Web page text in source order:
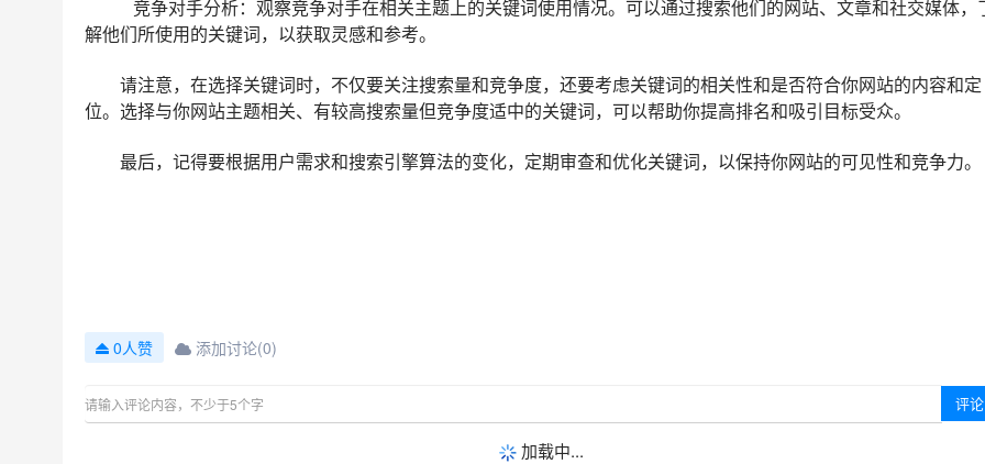
竞争对手分析：观察竞争对手在相关主题上的关键词使用情况。可以通过搜索他们的网站、文章和社交媒体，
解他们所使用的关键词，以获取灵感和参考。
请注意，在选择关键词时，不仅要关注搜索量和竞争度，还要考虑关键词的相关性和是否符合你网站的内容和定
位。选择与你网站主题相关、有较高搜索量但竞争度适中的关键词，可以帮助你提高排名和吸引目标受众。
最后，记得要根据用户需求和搜索引擎算法的变化，定期审查和优化关键词，以保持你网站的可见性和竞争力。
0人赞 添加讨论(0)
加载中...